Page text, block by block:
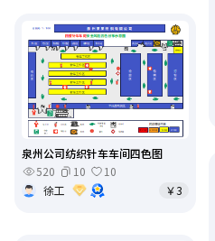
泉州公司纺织针车车间四色图
520
10
10
徐工
￥3